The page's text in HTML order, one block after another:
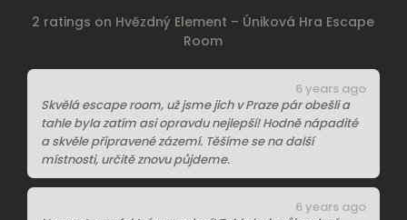
2 ratings on Hvězdný Element – Úniková Hra Escape
Room
Skvělá escape room, už jsme jich v Praze pár obešli a
tahle byla zatím asi opravdu nejlepší! Hodně nápadité
a skvěle připravené zázemí. Těšíme se na další
místnosti, určitě znovu půjdeme.
6 years ago
6 years ago